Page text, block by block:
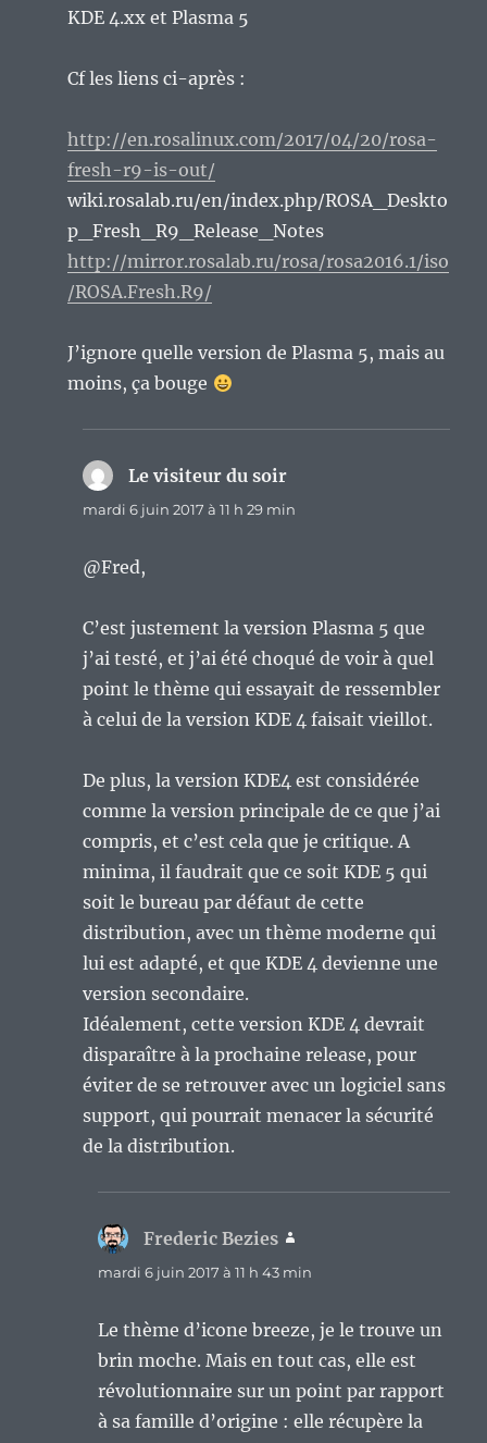
KDE 4.xx et Plasma 5
Cf les liens ci-après :
http://en.rosalinux.com/2017/04/20/rosa-
fresh-r9-is-out/
wiki.rosalab.ru/en/index.php/ROSA_Deskto
p_Fresh_R9_Release_Notes
http://mirror.rosalab.ru/rosa/rosa2016.1/iso
/ROSA.Fresh.R9/
J’ignore quelle version de Plasma 5, mais au
moins, ça bouge
Le visiteur du soir
mardi 6 juin 2017 à 11 h 29 min
@Fred,
C’est justement la version Plasma 5 que
j’ai testé, et j’ai été choqué de voir à quel
point le thème qui essayait de ressembler
à celui de la version KDE 4 faisait vieillot.
De plus, la version KDE4 est considérée
comme la version principale de ce que j’ai
compris, et c’est cela que je critique. A
minima, il faudrait que ce soit KDE 5 qui
soit le bureau par défaut de cette
distribution, avec un thème moderne qui
lui est adapté, et que KDE 4 devienne une
version secondaire.
Idéalement, cette version KDE 4 devrait
disparaître à la prochaine release, pour
éviter de se retrouver avec un logiciel sans
support, qui pourrait menacer la sécurité
de la distribution.
Frederic Bezies
mardi 6 juin 2017 à 11 h 43 min
Le thème d’icone breeze, je le trouve un
brin moche. Mais en tout cas, elle est
révolutionnaire sur un point par rapport
à sa famille d’origine : elle récupère la